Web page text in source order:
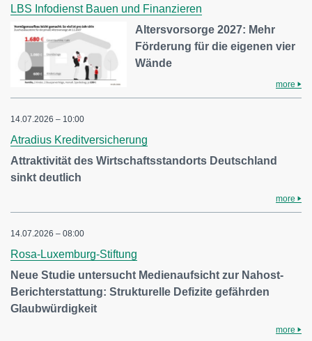
LBS Infodienst Bauen und Finanzieren
Altersvorsorge 2027: Mehr
Förderung für die eigenen vier
Wände
more
14.07.2026 – 10:00
Atradius Kreditversicherung
Attraktivität des Wirtschaftsstandorts Deutschland
sinkt deutlich
more
14.07.2026 – 08:00
Rosa-Luxemburg-Stiftung
Neue Studie untersucht Medienaufsicht zur Nahost-
Berichterstattung: Strukturelle Defizite gefährden
Glaubwürdigkeit
more